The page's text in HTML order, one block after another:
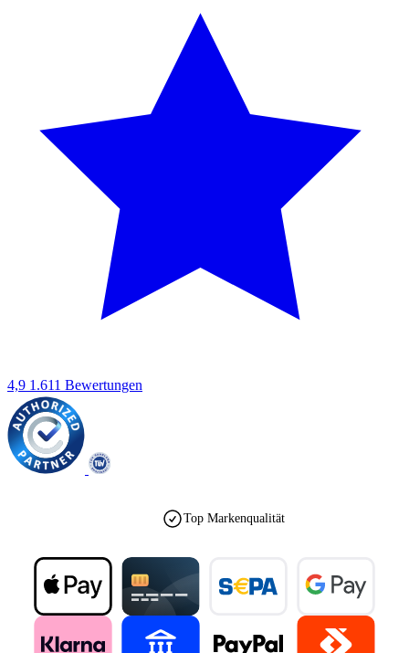
4,9 1.611 Bewertungen
Top Markenqualität